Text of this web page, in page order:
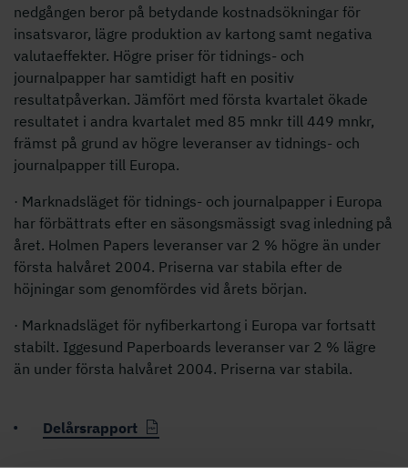
nedgången beror på betydande kostnadsökningar för
insatsvaror, lägre produktion av kartong samt negativa
valutaeffekter. Högre priser för tidnings- och
journalpapper har samtidigt haft en positiv
resultatpåverkan. Jämfört med första kvartalet ökade
resultatet i andra kvartalet med 85 mnkr till 449 mnkr,
främst på grund av högre leveranser av tidnings- och
journalpapper till Europa.
· Marknadsläget för tidnings- och journalpapper i Europa
har förbättrats efter en säsongsmässigt svag inledning på
året. Holmen Papers leveranser var 2 % högre än under
första halvåret 2004. Priserna var stabila efter de
höjningar som genomfördes vid årets början.
· Marknadsläget för nyfiberkartong i Europa var fortsatt
stabilt. Iggesund Paperboards leveranser var 2 % lägre
än under första halvåret 2004. Priserna var stabila.
Delårsrapport